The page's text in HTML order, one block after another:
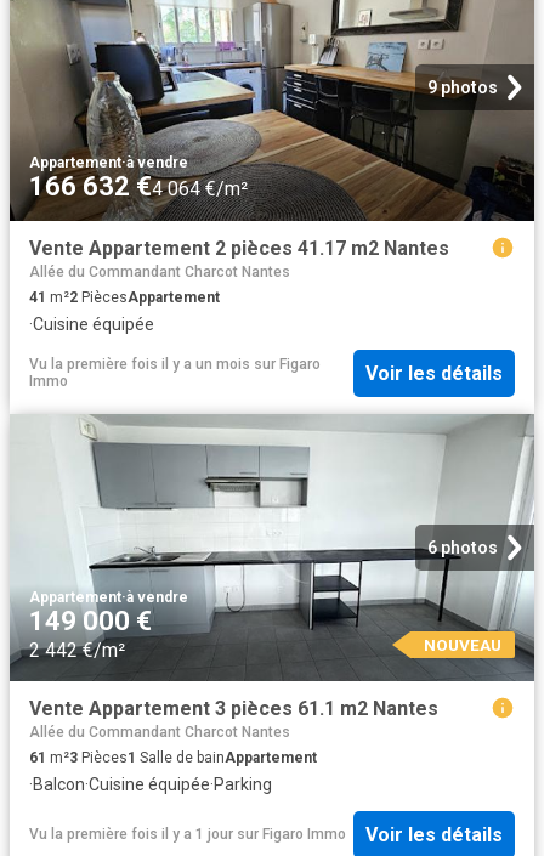
9 photos
Appartement·à vendre
166 632 €4 064 €/m²
Vente Appartement 2 pièces 41.17 m2 Nantes
Allée du Commandant Charcot Nantes
41 m²2 PiècesAppartement
·Cuisine équipée
Vu la première fois il y a un mois sur Figaro
Immo
Voir les détails
6 photos
Appartement·à vendre
149 000 €
2 442 €/m² NOUVEAU
Vente Appartement 3 pièces 61.1 m2 Nantes
Allée du Commandant Charcot Nantes
61 m²3 Pièces1 Salle de bainAppartement
·Balcon·Cuisine équipée·Parking
Vu la première fois il y a 1 jour sur Figaro Immo Voir les détails